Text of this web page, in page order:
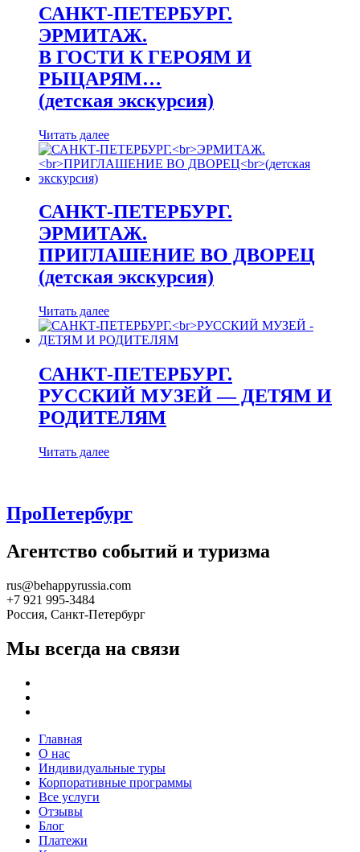
САНКТ-ПЕТЕРБУРГ.
ЭРМИТАЖ.
В ГОСТИ К ГЕРОЯМ И
РЫЦАРЯМ…
(детская экскурсия)
Читать далее
САНКТ-ПЕТЕРБУРГ.
ЭРМИТАЖ.
ПРИГЛАШЕНИЕ ВО ДВОРЕЦ
(детская экскурсия)
Читать далее
САНКТ-ПЕТЕРБУРГ.
РУССКИЙ МУЗЕЙ — ДЕТЯМ И
РОДИТЕЛЯМ
Читать далее
ПроПетербург
Агентство событий и туризма
rus@behappyrussia.com
+7 921 995-3484
Россия, Санкт-Петербург
Мы всегда на связи
Главная
О нас
Индивидуальные туры
Корпоративные программы
Все услуги
Отзывы
Блог
Платежи